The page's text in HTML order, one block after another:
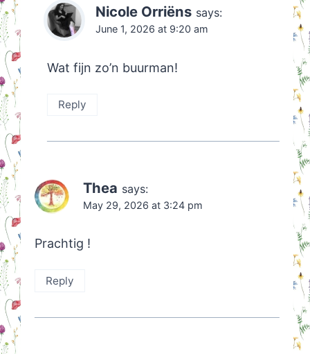
Nicole Orriëns says:
June 1, 2026 at 9:20 am
Wat fijn zo’n buurman!
Reply
Thea says:
May 29, 2026 at 3:24 pm
Prachtig !
Reply